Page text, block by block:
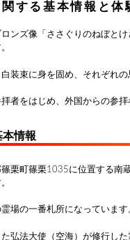
する基本情報と体
ンズ像「ささぐりのねぼと
装束に身を固め、それぞれ
者をはじめ、外国からの参
情報
栗町篠栗1035に位置する南
場の一番札所になっています
弘法大使（空海）が修行し